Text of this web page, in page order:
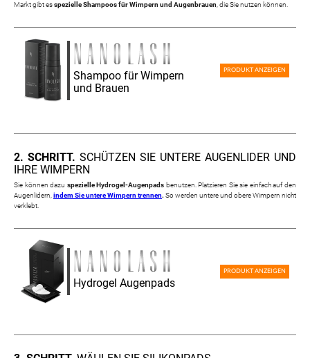
Markt gibt esspezielle Shampoos für Wimpern und Augenbrauen, die Sie nutzen können.
Shampoo für Wimpern
und Brauen
PRODUKT ANZEIGEN
2. SCHRITT. SCHÜTZEN SIE UNTERE AUGENLIDER UND
IHRE WIMPERN
Sie können dazu spezielle Hydrogel-Augenpads benutzen. Platzieren Sie sie einfach auf den
Augenlidern,indem Sie untere Wimpern trennen. So werden untere und obere Wimpern nicht
verklebt.
Hydrogel Augenpads
PRODUKT ANZEIGEN